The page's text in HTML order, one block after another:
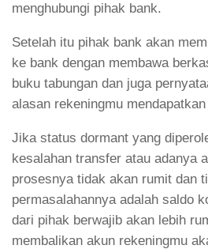
menghubungi pihak bank.
Setelah itu pihak bank akan
ke bank dengan membawa
buku tabungan dan juga
alasan rekeningmu
Jika status dormant yang
kesalahan transfer atau adanya
prosesnya tidak akan rumit dan
permasalahannya adalah saldo
dari pihak berwajib akan lebih
membalikan akun rekeningmu